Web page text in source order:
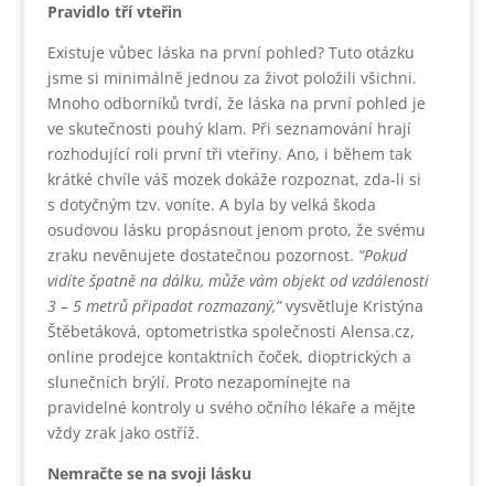
Pravidlo tří vteřin
Existuje vůbec láska na první pohled? Tuto otázku
jsme si minimálně jednou za život položili všichni.
Mnoho odborníků tvrdí, že láska na první pohled je
ve skutečnosti pouhý klam. Při seznamování hrají
rozhodující roli první tři vteřiny. Ano, i během tak
krátké chvíle váš mozek dokáže rozpoznat, zda-li si
s dotyčným tzv. voníte. A byla by velká škoda
osudovou lásku propásnout jenom proto, že svému
zraku nevěnujete dostatečnou pozornost. “Pokud
vidíte špatně na dálku, může vám objekt od vzdálenosti
3 – 5 metrů připadat rozmazaný,”vysvětluje Kristýna
Štěbetáková, optometristka společnosti Alensa.cz,
online prodejce kontaktních čoček, dioptrických a
slunečních brýlí. Proto nezapomínejte na
pravidelné kontroly u svého očního lékaře a mějte
vždy zrak jako ostříž.
Nemračte se na svoji lásku